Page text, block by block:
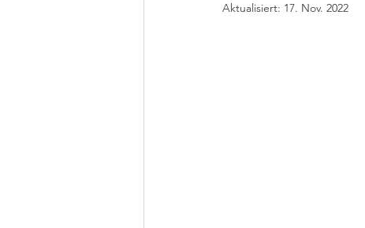
Kapitalertragsteuer
Aktualisiert: 17. Nov. 2022